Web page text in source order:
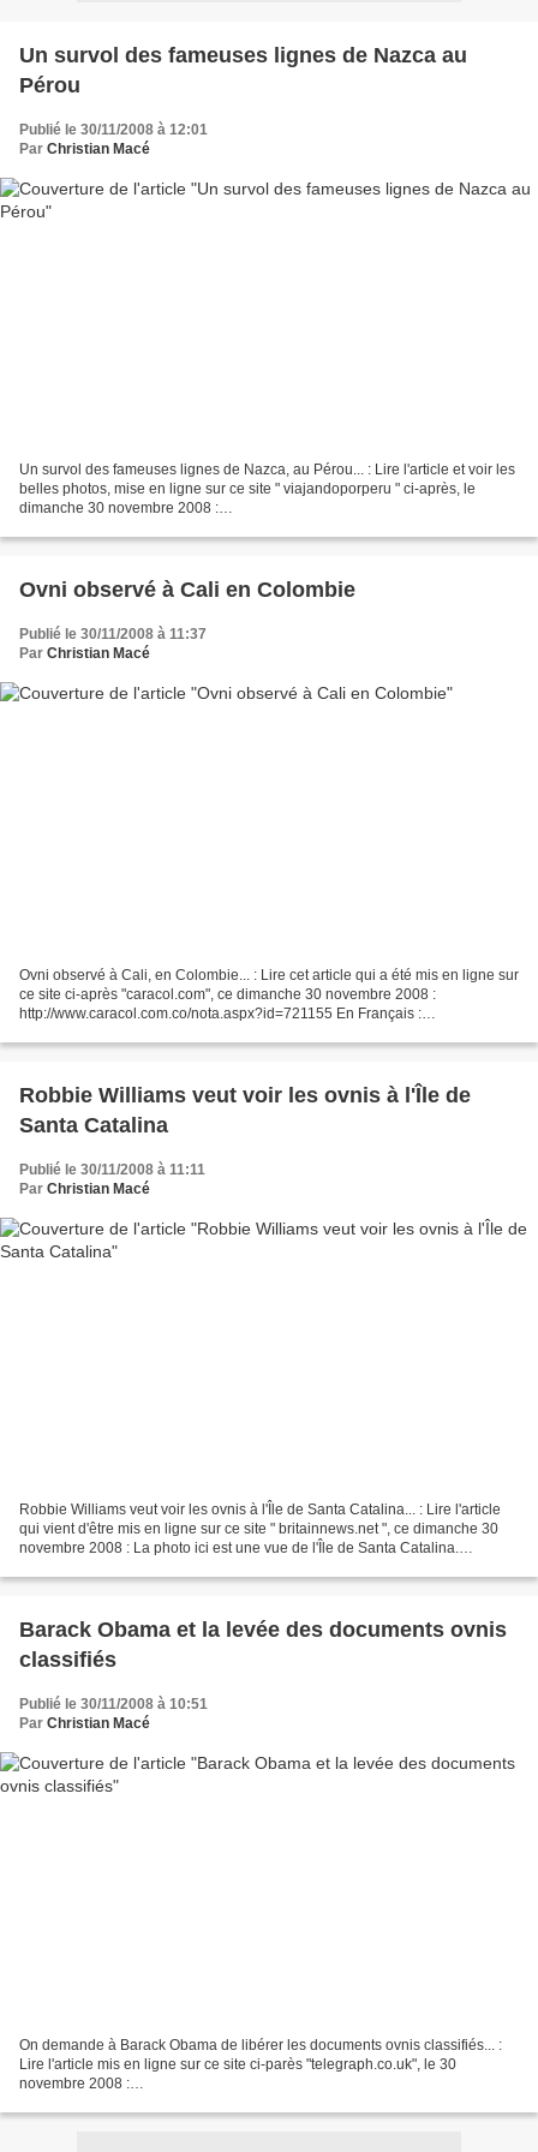
Un survol des fameuses lignes de Nazca au
Pérou
Publié le 30/11/2008 à 12:01
Par Christian Macé
Un survol des fameuses lignes de Nazca, au Pérou... : Lire l'article et voir les
belles photos, mise en ligne sur ce site " viajandoporperu " ci-après, le
dimanche 30 novembre 2008 :
sobrevolar-las-lineas-de-Nasca-a-nadar-en-el-oasis-de-Huacachina.html...
Ovni observé à Cali en Colombie
Publié le 30/11/2008 à 11:37
Par Christian Macé
Ovni observé à Cali, en Colombie... : Lire cet article qui a été mis en ligne sur
ce site ci-après "caracol.com", ce dimanche 30 novembre 2008 :
http://www.caracol.com.co/nota.aspx?id=721155 En Français :
u=http%3A%2F%2Fwww.caracol.com.co%2Fnota.aspx%3Fid%3D721155&s
Robbie Williams veut voir les ovnis à l'Île de
Santa Catalina
Publié le 30/11/2008 à 11:11
Par Christian Macé
Robbie Williams veut voir les ovnis à l'Île de Santa Catalina... : Lire l'article
qui vient d'être mis en ligne sur ce site " britainnews.net ", ce dimanche 30
novembre 2008 : La photo ici est une vue de l'Île de Santa Catalina.
Barack Obama et la levée des documents ovnis
classifiés
Publié le 30/11/2008 à 10:51
Par Christian Macé
On demande à Barack Obama de libérer les documents ovnis classifiés... :
Lire l'article mis en ligne sur ce site ci-parès "telegraph.co.uk", le 30
novembre 2008 :
enthusiasts-call-on-Obama-to-release-X-Files.html...